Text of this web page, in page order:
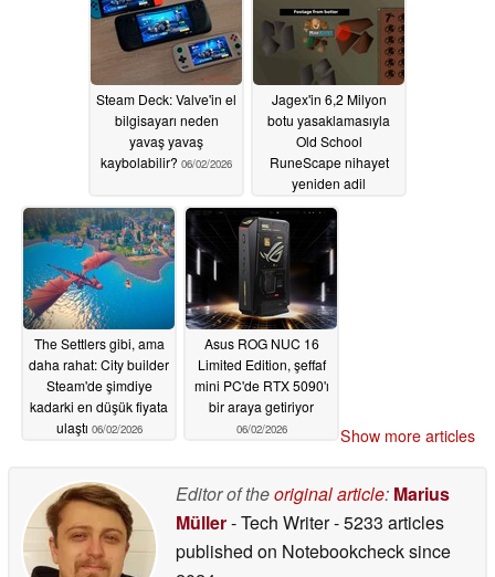
Steam Deck: Valve'in el
bilgisayarı neden
yavaş yavaş
kaybolabilir? 06/02/2026
Jagex'in 6,2 Milyon
botu yasaklamasıyla
Old School
RuneScape nihayet
yeniden adil
hissettiriyor
The Settlers gibi, ama
daha rahat: City builder
Steam'de şimdiye
kadarki en düşük fiyata
ulaştı 06/02/2026
Asus ROG NUC 16
Limited Edition, şeffaf
mini PC'de RTX 5090'ı
bir araya getiriyor
06/02/2026 Show more articles
Editor of theoriginal article: Marius
Müller- Tech Writer- 5233 articles
published on Notebookchecksince